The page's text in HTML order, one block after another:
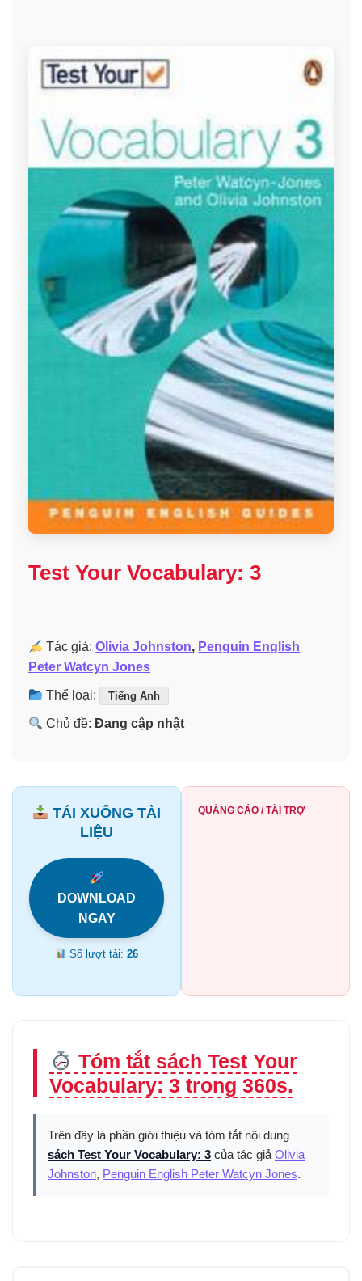
Test Your Vocabulary: 3
Tác giả:Olivia Johnston, Penguin English
Peter Watcyn Jones
Thể loại: Tiếng Anh
Chủ đề:Đang cập nhật
TẢI XUỐNG TÀI
LIỆU
DOWNLOAD
NGAY
Số lượt tải:26
QUẢNG CÁO / TÀI TRỢ
Tóm tắt sách Test Your
Vocabulary: 3 trong 360s.
Trên đây là phần giới thiệu và tóm tắt nội dung
sách Test Your Vocabulary: 3 của tác giả Olivia
Johnston, Penguin English Peter Watcyn Jones.